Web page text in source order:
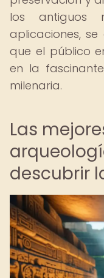
los antiguos
aplicaciones,
que el público
en la
milenaria.
Las
descubrir